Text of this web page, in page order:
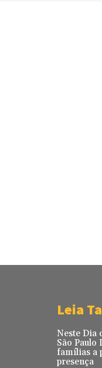
Leia
Neste Dia
São Paulo
famílias a
presença